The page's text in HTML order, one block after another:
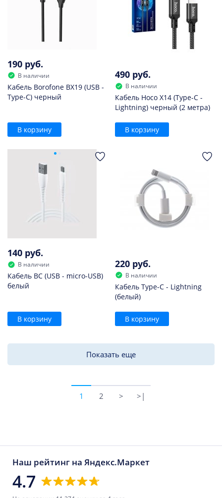
190 руб.
В наличии
Кабель Borofone BX19 (USB -
Type-C) черный
В корзину
490 руб.
В наличии
Кабель Hoco X14 (Type-C -
Lightning) черный (2 метра)
В корзину
140 руб.
В наличии
Кабель BC (USB - micro-USB)
белый
В корзину
220 руб.
В наличии
Кабель Type-C - Lightning
(белый)
В корзину
Показать еще
1 2 > >|
Наш рейтинг на Яндекс.Маркет
4.7